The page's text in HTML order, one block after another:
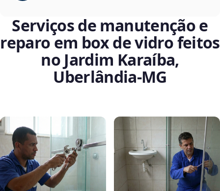
Serviços de manutenção e
reparo em box de vidro feitos
no Jardim Karaíba,
Uberlândia‑MG